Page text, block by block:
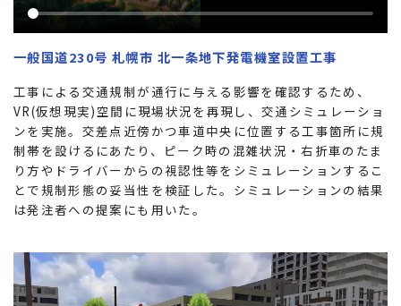
一般国道230号 札幌市 北一条地下発電機室設置工事
⼯事による交通規制が通⾏に与える影響を確認するため、
VR(仮想現実)空間に現場状況を再現し、交通シミュレーショ
ンを実施。交差点近傍かつ⾞道中央に位置する⼯事箇所に規
制帯を設けるにあたり、ピーク時の混雑状況・右折⾞のたま
り⽅やドライバーからの視認性等をシミュレーションするこ
とで規制形態の妥当性を検証した。シミュレーションの結果
は発注者への提案にも⽤いた。